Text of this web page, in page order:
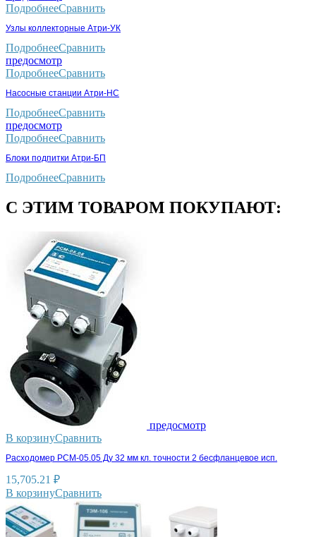
ПодробнееСравнить
Узлы коллекторные Атри-УК
ПодробнееСравнить
предосмотр
ПодробнееСравнить
Насосные станции Атри-НС
ПодробнееСравнить
предосмотр
ПодробнееСравнить
Блоки подпитки Атри-БП
ПодробнееСравнить
С ЭТИМ ТОВАРОМ ПОКУПАЮТ:
предосмотр
В корзинуСравнить
Расходомер РСМ-05.05 Ду 32 мм кл. точности 2 бесфланцевое исп.
15,705.21 ₽
В корзинуСравнить